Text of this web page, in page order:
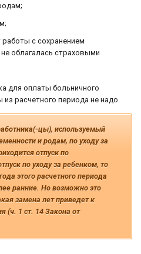
с сохранением
облагалась страховыми
для оплаты больничного
расчетного периода не надо.
цы), используемый
и родам, по уходу за
отпуск по
по уходу за ребенком, то
этого расчетного периода
ранние. Но возможно это
замена лет приведет к
(ч. 1 ст. 14 Закона от